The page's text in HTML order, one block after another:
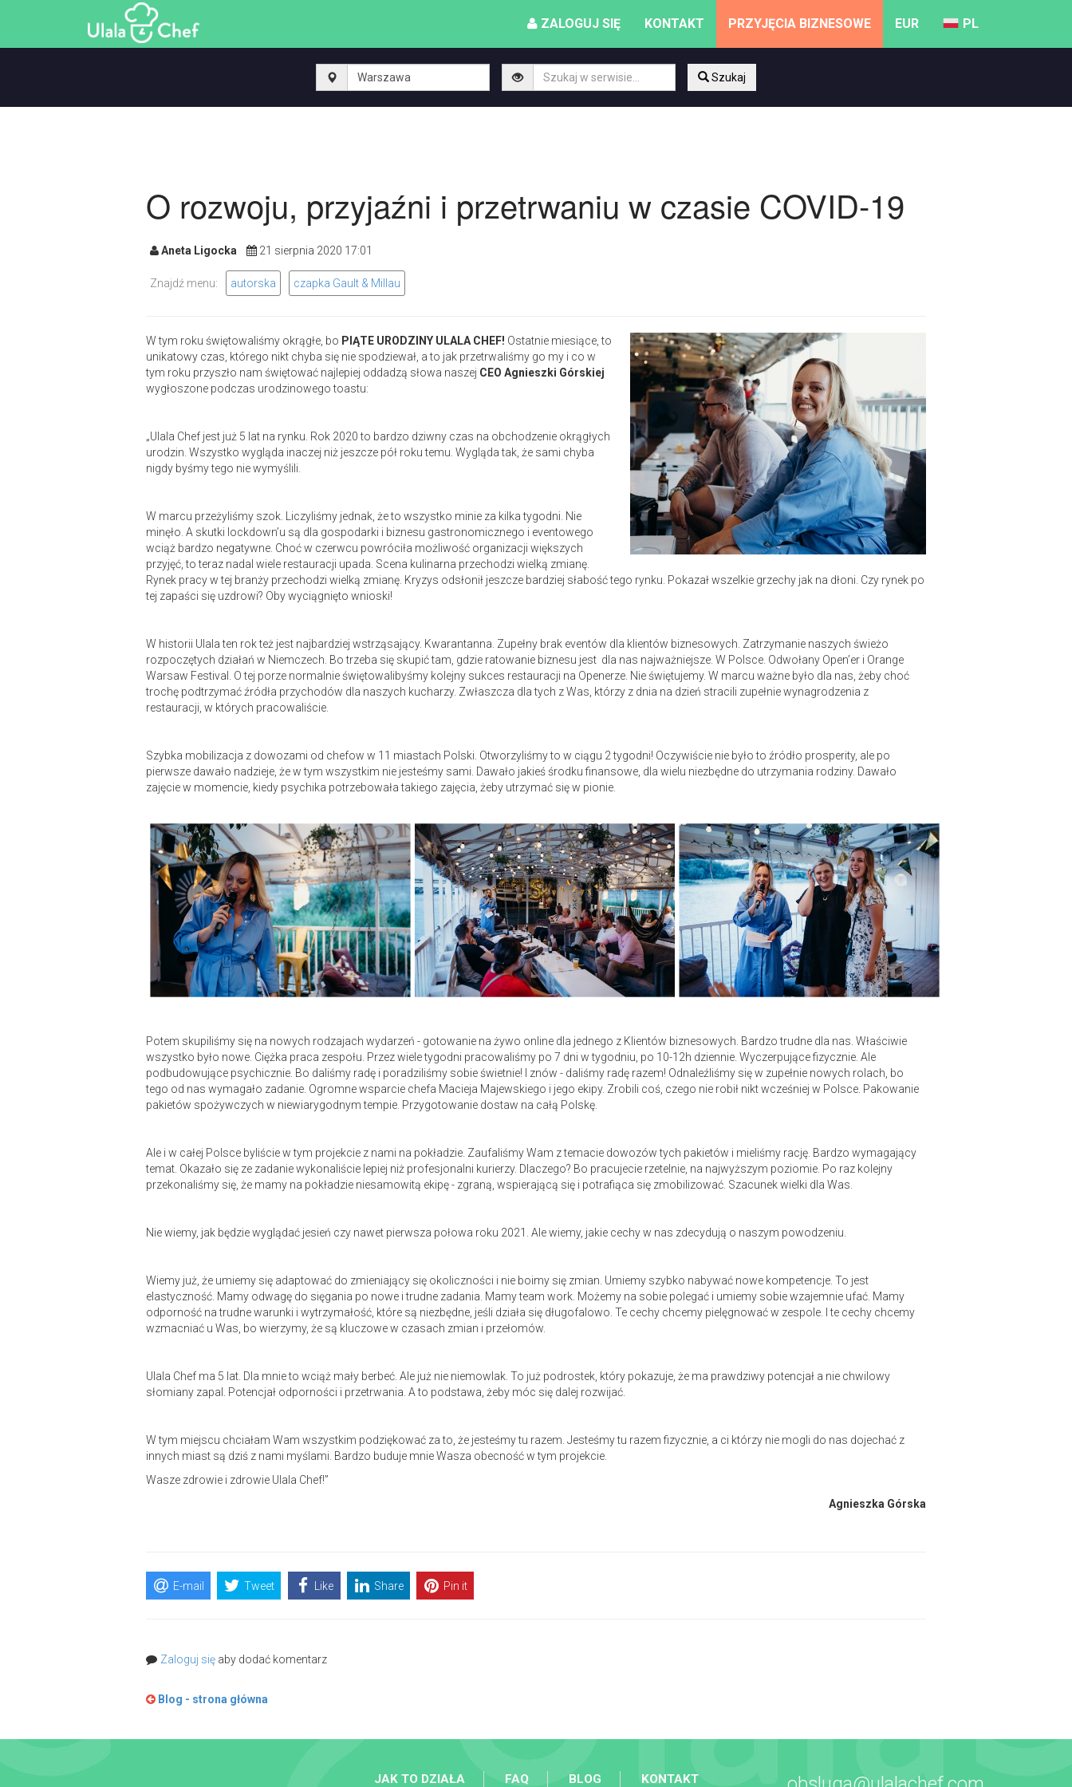
ZALOGUJ SIĘ KONTAKT PRZYJĘCIA BIZNESOWE EUR PL
Szukaj
O rozwoju, przyjaźni i przetrwaniu w czasie COVID-19
Aneta Ligocka 21 sierpnia 2020 17:01
Znajdź menu: autorska czapka Gault & Millau
W tym roku świętowaliśmy okrągłe, bo PIĄTE URODZINY ULALA CHEF! Ostatnie miesiące, to
unikatowy czas, którego nikt chyba się nie spodziewał, a to jak przetrwaliśmy go my i co w
tym roku przyszło nam świętować najlepiej oddadzą słowa naszej CEO Agnieszki Górskiej
wygłoszone podczas urodzinowego toastu:
„Ulala Chef jest już 5 lat na rynku. Rok 2020 to bardzo dziwny czas na obchodzenie okrągłych
urodzin. Wszystko wygląda inaczej niż jeszcze pół roku temu. Wygląda tak, że sami chyba
nigdy byśmy tego nie wymyślili.
W marcu przeżyliśmy szok. Liczyliśmy jednak, że to wszystko minie za kilka tygodni. Nie
minęło. A skutki lockdown’u są dla gospodarki i biznesu gastronomicznego i eventowego
wciąż bardzo negatywne. Choć w czerwcu powróciła możliwość organizacji większych
przyjęć, to teraz nadal wiele restauracji upada. Scena kulinarna przechodzi wielką zmianę.
Rynek pracy w tej branży przechodzi wielką zmianę. Kryzys odsłonił jeszcze bardziej słabość tego rynku. Pokazał wszelkie grzechy jak na dłoni. Czy rynek po
tej zapaści się uzdrowi? Oby wyciągnięto wnioski!
W historii Ulala ten rok też jest najbardziej wstrząsający. Kwarantanna. Zupełny brak eventów dla klientów biznesowych. Zatrzymanie naszych świeżo
rozpoczętych działań w Niemczech. Bo trzeba się skupić tam, gdzie ratowanie biznesu jest dla nas najważniejsze. W Polsce. Odwołany Open’er i Orange
Warsaw Festival. O tej porze normalnie świętowalibyśmy kolejny sukces restauracji na Openerze. Nie świętujemy. W marcu ważne było dla nas, żeby choć
trochę podtrzymać źródła przychodów dla naszych kucharzy. Zwłaszcza dla tych z Was, którzy z dnia na dzień stracili zupełnie wynagrodzenia z
restauracji, w których pracowaliście.
Szybka mobilizacja z dowozami od chefow w 11 miastach Polski. Otworzyliśmy to w ciągu 2 tygodni! Oczywiście nie było to źródło prosperity, ale po
pierwsze dawało nadzieje, że w tym wszystkim nie jesteśmy sami. Dawało jakieś środku finansowe, dla wielu niezbędne do utrzymania rodziny. Dawało
zajęcie w momencie, kiedy psychika potrzebowała takiego zajęcia, żeby utrzymać się w pionie.
Potem skupiliśmy się na nowych rodzajach wydarzeń - gotowanie na żywo online dla jednego z Klientów biznesowych. Bardzo trudne dla nas. Właściwie
wszystko było nowe. Ciężka praca zespołu. Przez wiele tygodni pracowaliśmy po 7 dni w tygodniu, po 10-12h dziennie. Wyczerpujące fizycznie. Ale
podbudowujące psychicznie. Bo daliśmy radę i poradziliśmy sobie świetnie! I znów - daliśmy radę razem! Odnaleźliśmy się w zupełnie nowych rolach, bo
tego od nas wymagało zadanie. Ogromne wsparcie chefa Macieja Majewskiego i jego ekipy. Zrobili coś, czego nie robił nikt wcześniej w Polsce. Pakowanie
pakietów spożywczych w niewiarygodnym tempie. Przygotowanie dostaw na całą Polskę.
Ale i w całej Polsce byliście w tym projekcie z nami na pokładzie. Zaufaliśmy Wam z temacie dowozów tych pakietów i mieliśmy rację. Bardzo wymagający
temat. Okazało się ze zadanie wykonaliście lepiej niż profesjonalni kurierzy. Dlaczego? Bo pracujecie rzetelnie, na najwyższym poziomie. Po raz kolejny
przekonaliśmy się, że mamy na pokładzie niesamowitą ekipę - zgraną, wspierającą się i potrafiąca się zmobilizować. Szacunek wielki dla Was.
Nie wiemy, jak będzie wyglądać jesień czy nawet pierwsza połowa roku 2021. Ale wiemy, jakie cechy w nas zdecydują o naszym powodzeniu.
Wiemy już, że umiemy się adaptować do zmieniający się okoliczności i nie boimy się zmian. Umiemy szybko nabywać nowe kompetencje. To jest
elastyczność. Mamy odwagę do sięgania po nowe i trudne zadania. Mamy team work. Możemy na sobie polegać i umiemy sobie wzajemnie ufać. Mamy
odporność na trudne warunki i wytrzymałość, które są niezbędne, jeśli działa się długofalowo. Te cechy chcemy pielęgnować w zespole. I te cechy chcemy
wzmacniać u Was, bo wierzymy, że są kluczowe w czasach zmian i przełomów.
Ulala Chef ma 5 lat. Dla mnie to wciąż mały berbeć. Ale już nie niemowlak. To już podrostek, który pokazuje, że ma prawdziwy potencjał a nie chwilowy
słomiany zapal. Potencjał odporności i przetrwania. A to podstawa, żeby móc się dalej rozwijać.
W tym miejscu chciałam Wam wszystkim podziękować za to, że jesteśmy tu razem. Jesteśmy tu razem fizycznie, a ci którzy nie mogli do nas dojechać z
innych miast są dziś z nami myślami. Bardzo buduje mnie Wasza obecność w tym projekcie.
Wasze zdrowie i zdrowie Ulala Chef!”
Agnieszka Górska
E-mail Tweet Like Share Pin it
Zaloguj się aby dodać komentarz
Blog - strona główna
JAK TO DZIAŁA FAQ BLOG KONTAKT